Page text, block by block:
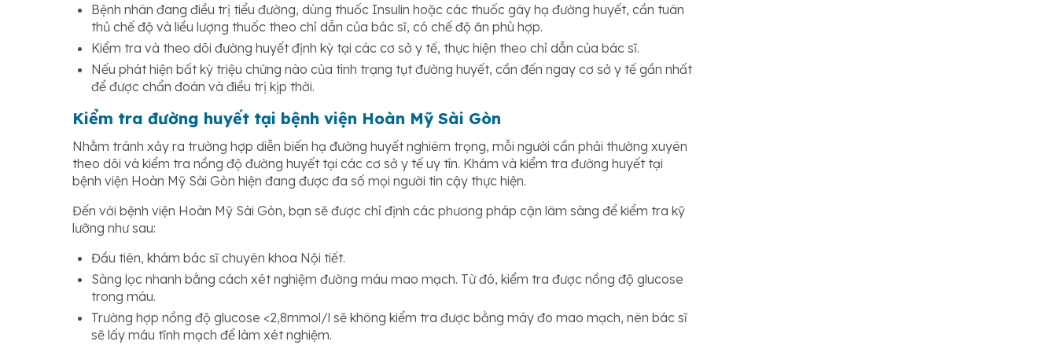
Bệnh nhân đang điều trị tiểu đường, dùng thuốc Insulin hoặc các thuốc gây hạ đường huyết, cần tuân
thủ chế độ và liều lượng thuốc theo chỉ dẫn của bác sĩ, có chế độ ăn phù hợp.
Kiểm tra và theo dõi đường huyết định kỳ tại các cơ sở y tế, thực hiện theo chỉ dẫn của bác sĩ.
Nếu phát hiện bất kỳ triệu chứng nào của tình trạng tụt đường huyết, cần đến ngay cơ sở y tế gần nhất
để được chẩn đoán và điều trị kịp thời.
Kiểm tra đường huyết tại bệnh viện Hoàn Mỹ Sài Gòn
Nhằm tránh xảy ra trường hợp diễn biến hạ đường huyết nghiêm trọng, mỗi người cần phải thường xuyên
theo dõi và kiểm tra nồng độ đường huyết tại các cơ sở y tế uy tín. Khám và kiểm tra đường huyết tại
bệnh viện Hoàn Mỹ Sài Gòn hiện đang được đa số mọi người tin cậy thực hiện.
Đến với bệnh viện Hoàn Mỹ Sài Gòn, bạn sẽ được chỉ định các phương pháp cận lâm sàng để kiểm tra kỹ
lưỡng như sau:
Đầu tiên, khám bác sĩ chuyên khoa Nội tiết.
Sàng lọc nhanh bằng cách xét nghiệm đường máu mao mạch. Từ đó, kiểm tra được nồng độ glucose
trong máu.
Trường hợp nồng độ glucose <2,8mmol/l sẽ không kiểm tra được bằng máy đo mao mạch, nên bác sĩ
sẽ lấy máu tĩnh mạch để làm xét nghiệm.